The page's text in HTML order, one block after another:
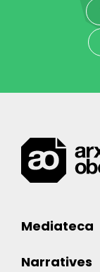
Mediateca
Narratives